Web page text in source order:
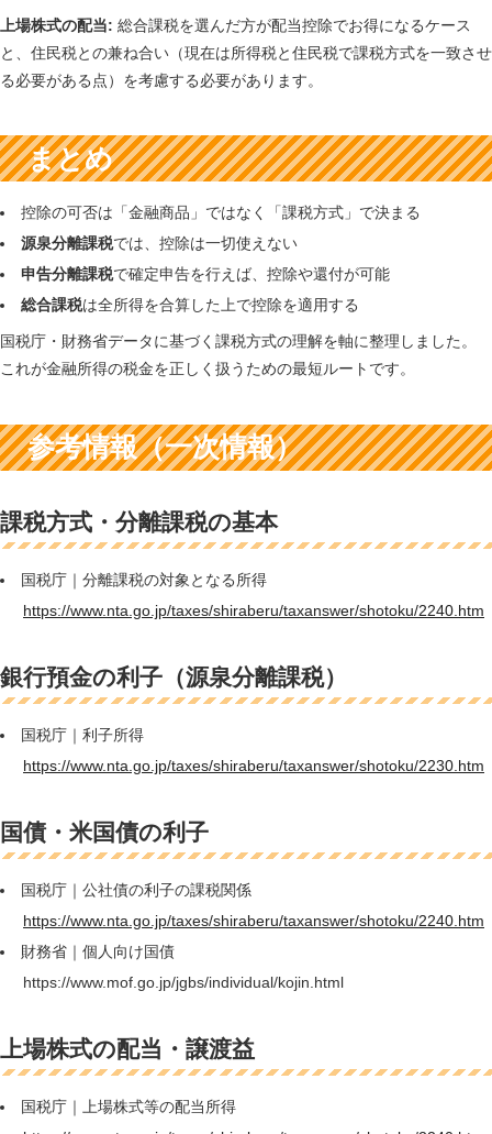
上場株式の配当: 総合課税を選んだ方が配当控除でお得になるケース
と、住民税との兼ね合い（現在は所得税と住民税で課税方式を一致させ
る必要がある点）を考慮する必要があります。
まとめ
控除の可否は「金融商品」ではなく「課税方式」で決まる
源泉分離課税では、控除は一切使えない
申告分離課税で確定申告を行えば、控除や還付が可能
総合課税は全所得を合算した上で控除を適用する
国税庁・財務省データに基づく課税方式の理解を軸に整理しました。
これが金融所得の税金を正しく扱うための最短ルートです。
参考情報（一次情報）
課税方式・分離課税の基本
国税庁｜分離課税の対象となる所得
https://www.nta.go.jp/taxes/shiraberu/taxanswer/shotoku/2240.htm
銀行預金の利子（源泉分離課税）
国税庁｜利子所得
https://www.nta.go.jp/taxes/shiraberu/taxanswer/shotoku/2230.htm
国債・米国債の利子
国税庁｜公社債の利子の課税関係
https://www.nta.go.jp/taxes/shiraberu/taxanswer/shotoku/2240.htm
財務省｜個人向け国債
https://www.mof.go.jp/jgbs/individual/kojin.html
上場株式の配当・譲渡益
国税庁｜上場株式等の配当所得